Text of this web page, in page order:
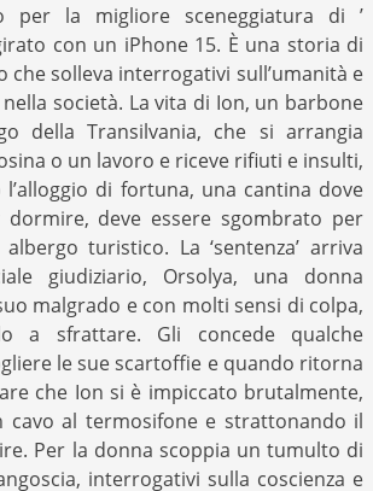
per la migliore sceneggiatura di ’
con un iPhone 15. È una storia di
che solleva interrogativi sull’umanità e
società. La vita di Ion, un barbone
della Transilvania, che si arrangia
o un lavoro e riceve rifiuti e insulti,
di fortuna, una cantina dove
deve essere sgombrato per
turistico. La ‘sentenza’ arriva
giudiziario, Orsolya, una donna
malgrado e con molti sensi di colpa,
a sfrattare. Gli concede qualche
le sue scartoffie e quando ritorna
che Ion si è impiccato brutalmente,
cavo al termosifone e strattonando il
Per la donna scoppia un tumulto di
interrogativi sulla coscienza e